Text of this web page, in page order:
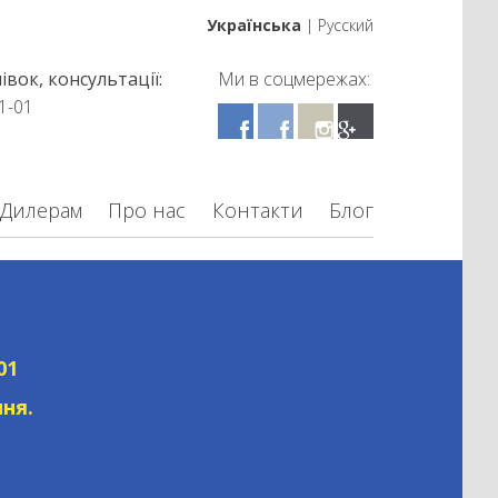
Українська | Русский
Ми в соцмережах:
консультації:
01
Дилерам Про нас Контакти Блог